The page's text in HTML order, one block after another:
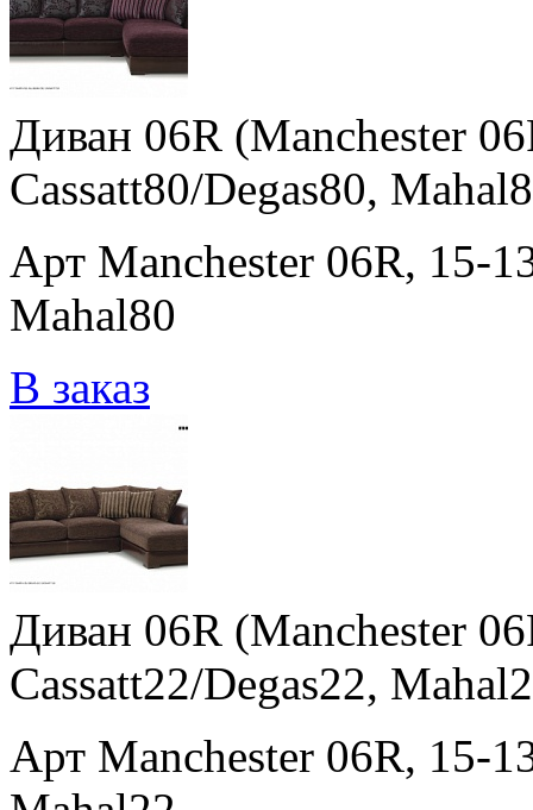
Диван 06R (Manchester
Cassatt80/Degas80,
Арт Manchester 06R, 15-
Mahal80
В заказ
Диван 06R (Manchester
Cassatt22/Degas22,
Арт Manchester 06R, 15-